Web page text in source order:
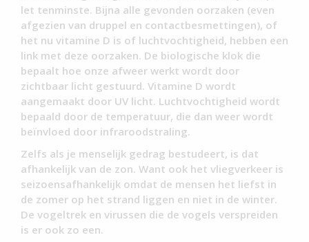
let tenminste. Bijna alle gevonden oorzaken (even
afgezien van druppel en contactbesmettingen), of
het nu vitamine D is of luchtvochtigheid, hebben een
link met deze oorzaken. De biologische klok die
bepaalt hoe onze afweer werkt wordt door
zichtbaar licht gestuurd. Vitamine D wordt
aangemaakt door UV licht. Luchtvochtigheid wordt
bepaald door de temperatuur, die dan weer wordt
beïnvloed door infraroodstraling.
Zelfs als je menselijk gedrag bestudeert, is dat
afhankelijk van de zon. Want ook het vliegverkeer is
seizoensafhankelijk omdat de mensen het liefst in
de zomer op het strand liggen en niet in de winter.
De vogeltrek en virussen die de vogels verspreiden
is er ook zo een.